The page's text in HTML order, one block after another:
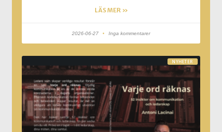
LÄS MER »
2026-06-27 Inga kommentarer
NYHETER